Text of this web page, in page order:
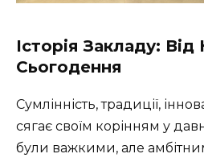
Історія Закладу: Від
Сьогодення
Сумлінність, традиції,
сягає своїм корінням у
були важкими, але